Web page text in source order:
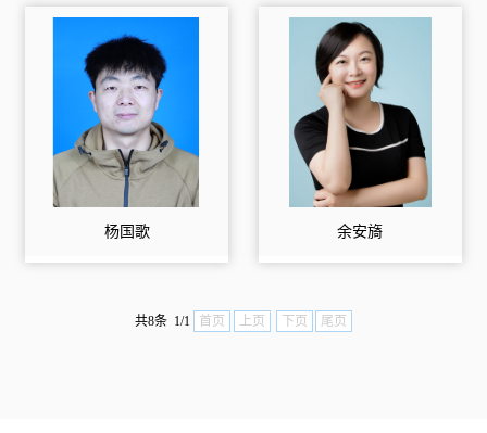
杨国歌 余安旖
共8条 1/1 首页 上页 下页 尾页